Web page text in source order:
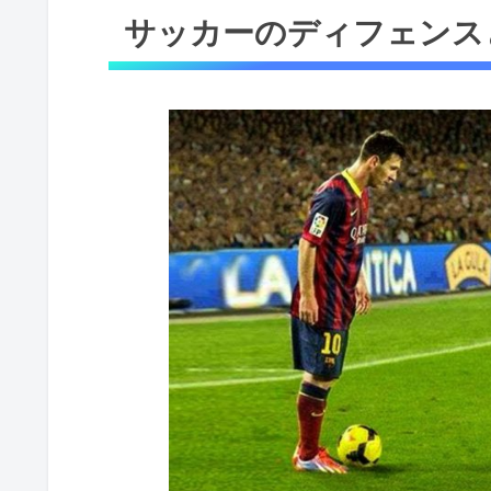
サッカーのディフェン